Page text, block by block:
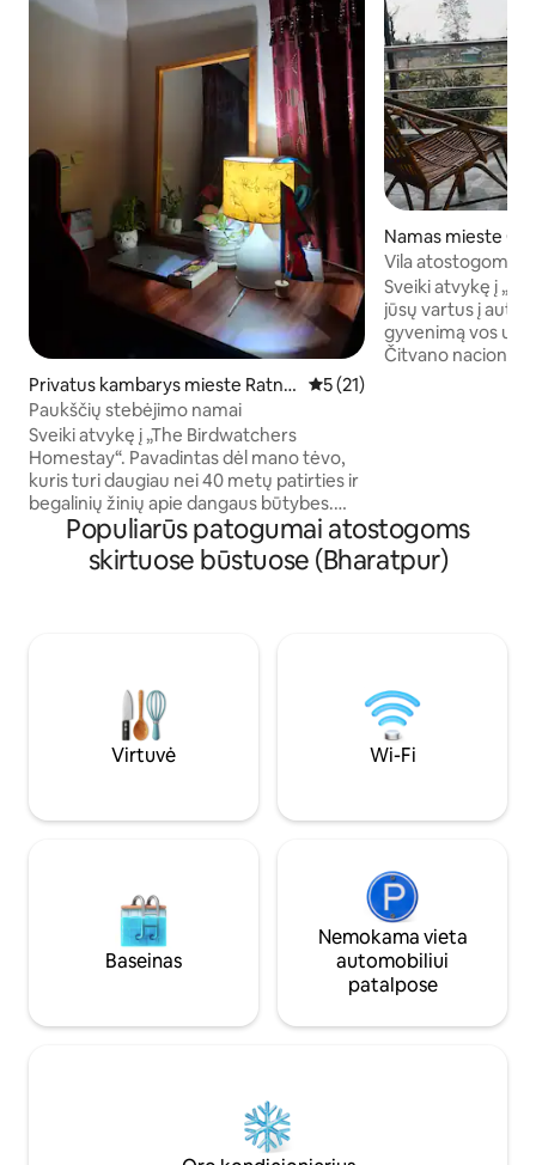
Privatus kambarys mieste Ratna
nagar
Vidutinis įvertinimas: 5 iš 5,
5 (21)
Paukščių stebėjimo namai
Sveiki atvykę į „The Birdwatchers
Homestay“. Pavadintas dėl mano tėvo,
kuris turi daugiau nei 40 metų patirties ir
begalinių žinių apie dangaus būtybes.
Mūsų namai yra šeimos namai, kuriuose
yra daug vietos, kuriomis galite pasidalyti
apsilankymo mūsų gražiame Čitvano
atskirą kambarį - parašykite mums apie
papildomus kambarius už tą pačią
kainą.** Airbnb Sauraha 5 populiariausi
Namas mieste
ct
Vila atostogoms –
gyvenimas
Sveiki atvykę į
jūsų vartus į
gyvenimą vos už
Čitvano
safariais ir dar
organizuoja jūsų
Populiarūs patogumai atostogoms
skirtuose būstuose (Bharatpur)
Virtuvė Wi-Fi
Baseinas
Nemokama vieta
automobiliui
patalpose